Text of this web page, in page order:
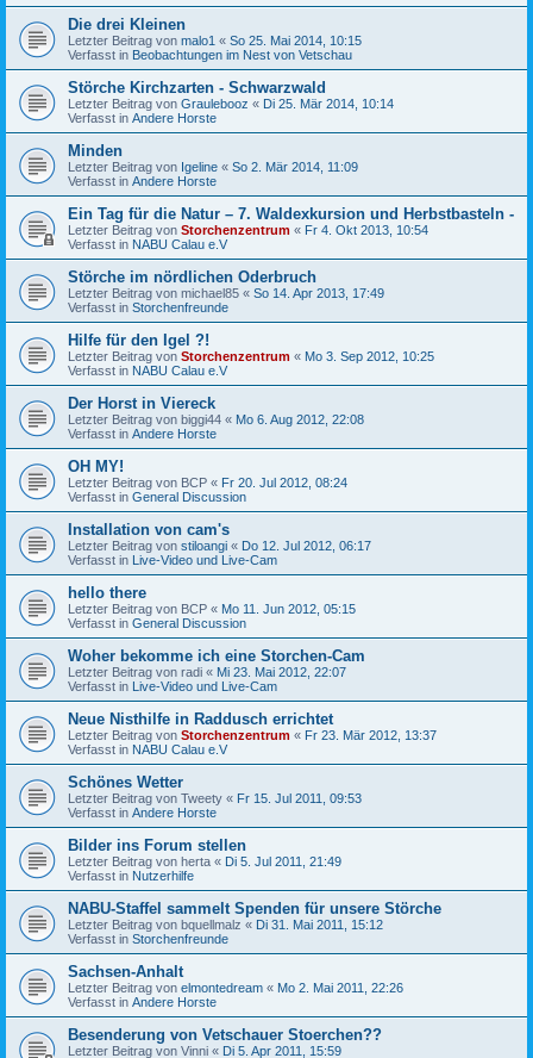
Die drei Kleinen
Letzter Beitrag von malo1 « So 25. Mai 2014, 10:15
Verfasst in Beobachtungen im Nest von Vetschau
Störche Kirchzarten - Schwarzwald
Letzter Beitrag von Graulebooz « Di 25. Mär 2014, 10:14
Verfasst in Andere Horste
Minden
Letzter Beitrag von Igeline « So 2. Mär 2014, 11:09
Verfasst in Andere Horste
Ein Tag für die Natur – 7. Waldexkursion und Herbstbasteln -
Letzter Beitrag von Storchenzentrum « Fr 4. Okt 2013, 10:54
Verfasst in NABU Calau e.V
Störche im nördlichen Oderbruch
Letzter Beitrag von michael85 « So 14. Apr 2013, 17:49
Verfasst in Storchenfreunde
Hilfe für den Igel ?!
Letzter Beitrag von Storchenzentrum « Mo 3. Sep 2012, 10:25
Verfasst in NABU Calau e.V
Der Horst in Viereck
Letzter Beitrag von biggi44 « Mo 6. Aug 2012, 22:08
Verfasst in Andere Horste
OH MY!
Letzter Beitrag von BCP « Fr 20. Jul 2012, 08:24
Verfasst in General Discussion
Installation von cam's
Letzter Beitrag von stiloangi « Do 12. Jul 2012, 06:17
Verfasst in Live-Video und Live-Cam
hello there
Letzter Beitrag von BCP « Mo 11. Jun 2012, 05:15
Verfasst in General Discussion
Woher bekomme ich eine Storchen-Cam
Letzter Beitrag von radi « Mi 23. Mai 2012, 22:07
Verfasst in Live-Video und Live-Cam
Neue Nisthilfe in Raddusch errichtet
Letzter Beitrag von Storchenzentrum « Fr 23. Mär 2012, 13:37
Verfasst in NABU Calau e.V
Schönes Wetter
Letzter Beitrag von Tweety « Fr 15. Jul 2011, 09:53
Verfasst in Andere Horste
Bilder ins Forum stellen
Letzter Beitrag von herta « Di 5. Jul 2011, 21:49
Verfasst in Nutzerhilfe
NABU-Staffel sammelt Spenden für unsere Störche
Letzter Beitrag von bquellmalz « Di 31. Mai 2011, 15:12
Verfasst in Storchenfreunde
Sachsen-Anhalt
Letzter Beitrag von elmontedream « Mo 2. Mai 2011, 22:26
Verfasst in Andere Horste
Besenderung von Vetschauer Stoerchen??
Letzter Beitrag von Vinni « Di 5. Apr 2011, 15:59